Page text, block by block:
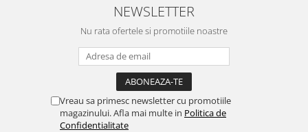
NEWSLETTER
Nu rata ofertele si promotiile noastre
Vreau sa primesc newsletter cu promotiile
magazinului. Afla mai multe in Politica de
Confidentialitate